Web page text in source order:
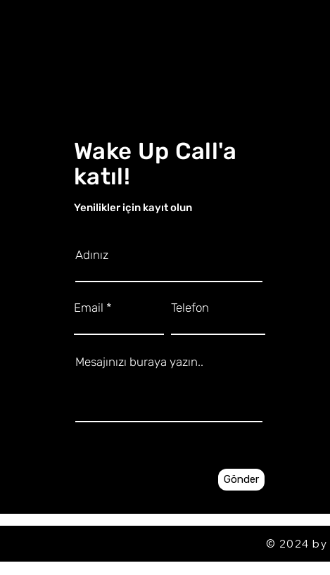
Wake Up Call'a
katıl!
Yenilikler için kayıt olun
Adınız
Email Telefon
Mesajınızı buraya yazın..
Gönder
© 2024 by